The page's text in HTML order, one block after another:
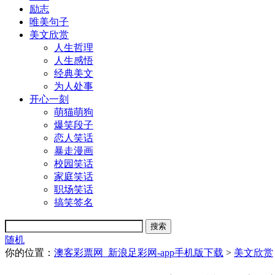
励志
唯美句子
美文欣赏
人生哲理
人生感悟
经典美文
为人处事
开心一刻
萌猫萌狗
爆笑段子
恋人笑话
暴走漫画
校园笑话
家庭笑话
职场笑话
搞笑签名
随机
你的位置： 澳客彩票网_新浪足彩网-app手机版下载 > 美文欣赏